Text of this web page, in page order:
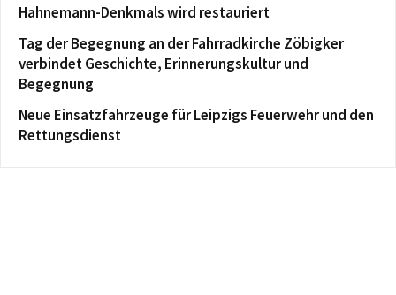
Hahnemann-Denkmals wird restauriert
Tag der Begegnung an der Fahrradkirche Zöbigker
verbindet Geschichte, Erinnerungskultur und
Begegnung
Neue Einsatzfahrzeuge für Leipzigs Feuerwehr und den
Rettungsdienst